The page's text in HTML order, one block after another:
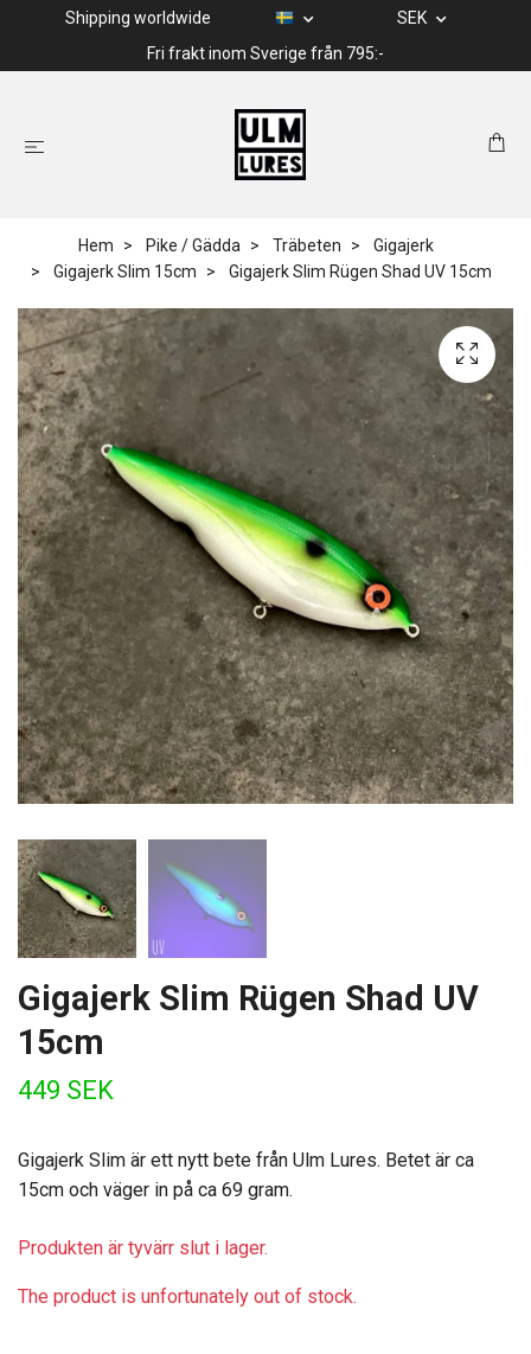
Shipping worldwide
SEK
Fri frakt inom Sverige från 795:-
Hem Pike / Gädda Träbeten
Gigajerk
Gigajerk Slim 15cm
Gigajerk Slim Rügen Shad UV 15cm
Gigajerk Slim Rügen Shad UV
15cm
449 SEK
Gigajerk Slim är ett nytt bete från Ulm Lures. Betet är ca
15cm och väger in på ca 69 gram.
Produkten är tyvärr slut i lager.
The product is unfortunately out of stock.